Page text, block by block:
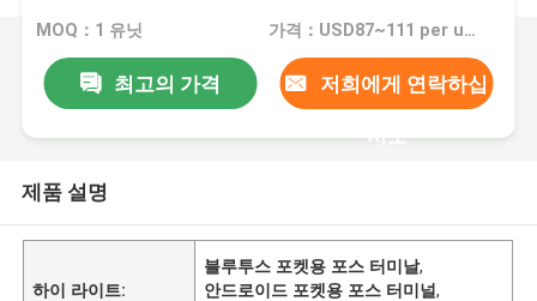
MOQ：1 유닛 가격：USD87~111 per unit (Negotiable)
최고의 가격 저희에게 연락하십
시오
제품 설명
하이 라이트:
블루투스 포켓용 포스 터미날,
안드로이드 포켓용 포스 터미널,